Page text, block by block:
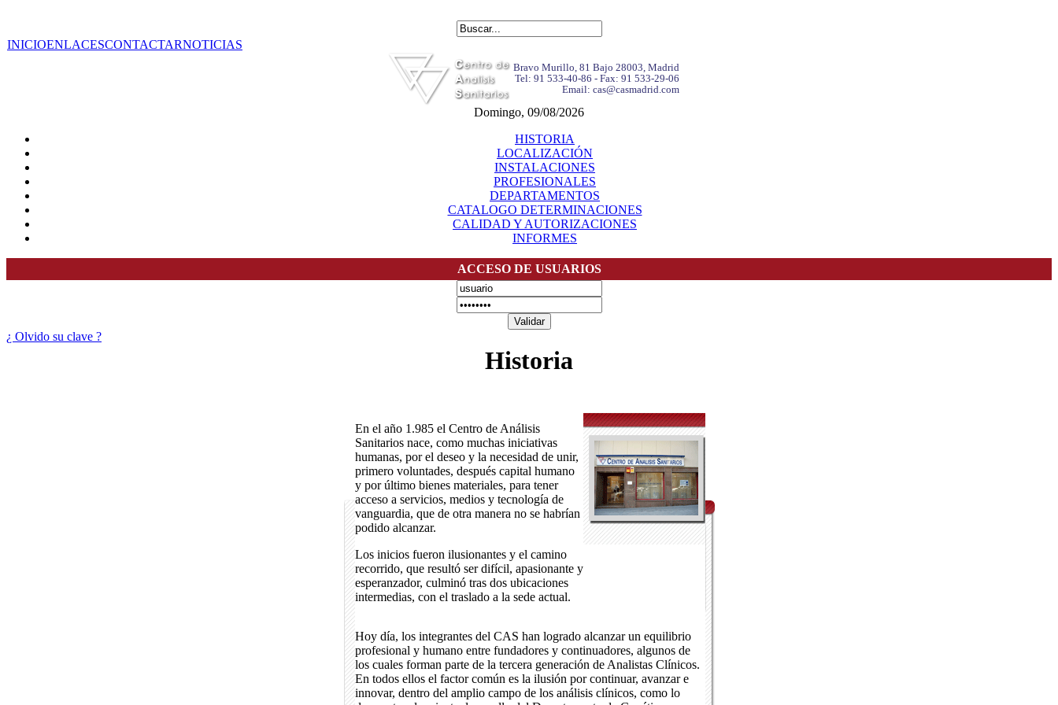
INICIOENLACESCONTACTARNOTICIAS
Bravo Murillo, 81 Bajo 28003, Madrid
Tel: 91 533-40-86 - Fax: 91 533-29-06
Email: cas@casmadrid.com
Domingo, 09/08/2026
HISTORIA
LOCALIZACIÓN
INSTALACIONES
PROFESIONALES
DEPARTAMENTOS
CATALOGO DETERMINACIONES
CALIDAD Y AUTORIZACIONES
INFORMES
ACCESO DE USUARIOS
¿ Olvido su clave ?
Historia
En el año 1.985 el Centro de Análisis
Sanitarios nace, como muchas iniciativas
humanas, por el deseo y la necesidad de unir,
primero voluntades, después capital humano
y por último bienes materiales, para tener
acceso a servicios, medios y tecnología de
vanguardia, que de otra manera no se habrían
podido alcanzar.
Los inicios fueron ilusionantes y el camino
recorrido, que resultó ser difícil, apasionante y
esperanzador, culminó tras dos ubicaciones
intermedias, con el traslado a la sede actual.
Hoy día, los integrantes del CAS han logrado alcanzar un equilibrio
profesional y humano entre fundadores y continuadores, algunos de
los cuales forman parte de la tercera generación de Analistas Clínicos.
En todos ellos el factor común es la ilusión por continuar, avanzar e
innovar, dentro del amplio campo de los análisis clínicos, como lo